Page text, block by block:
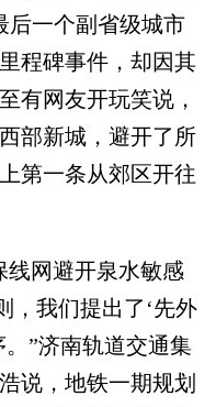
后一个副省级城市
程碑事件，却因其
有网友开玩笑说，
部新城，避开了所
第一条从郊区开往
网避开泉水敏感
，我们提出了‘先外
”济南轨道交通集
说，地铁一期规划